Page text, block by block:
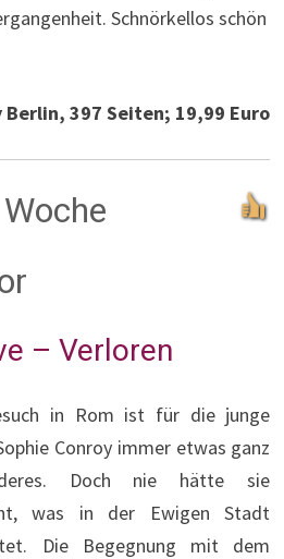
Schnörkellos schön
Berlin, 397 Seiten; 19,99 Euro
– Verloren
in Rom ist für die junge
Conroy immer etwas ganz
Doch nie hätte sie
was in der Ewigen Stadt
Die Begegnung mit dem